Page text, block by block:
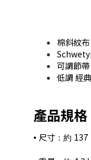
棉斜紋布
可調節帶
低調 經
產品規格
• 尺寸 ：約